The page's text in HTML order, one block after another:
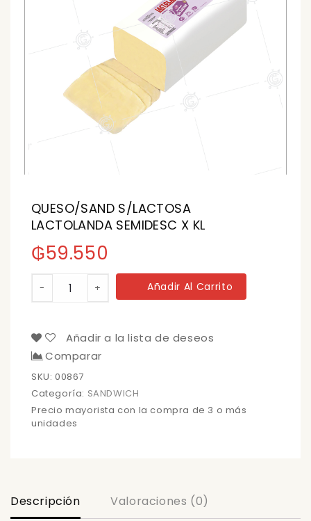
QUESO/SAND S/LACTOSA
LACTOLANDA SEMIDESC X KL
₲59.550
S/LACTOSA
X
KL
cantidad
- + Añadir Al Carrito
Añadir a la lista de deseos
Comparar
SKU: 00867
Categoría: SANDWICH
Precio mayorista con la compra de 3 o más
unidades
Descripción Valoraciones (0)